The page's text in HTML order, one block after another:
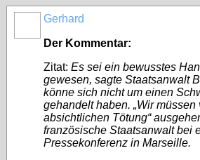
Gerhard
Der Kommentar:
Zitat: Es sei ein bewusstes
gewesen, sagte Staatsanwalt
könne sich nicht um einen
gehandelt haben. „Wir müssen
absichtlichen Tötung“
französische Staatsanwalt bei
Pressekonferenz in Marseille.